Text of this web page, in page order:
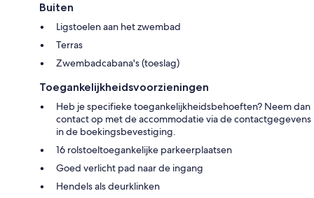
Buiten
Ligstoelen aan het zwembad
Terras
Zwembadcabana's (toeslag)
Toegankelijkheidsvoorzieningen
Heb je specifieke toegankelijkheidsbehoeften? Neem dan
contact op met de accommodatie via de contactgegevens
in de boekingsbevestiging.
16 rolstoeltoegankelijke parkeerplaatsen
Goed verlicht pad naar de ingang
Hendels als deurklinken